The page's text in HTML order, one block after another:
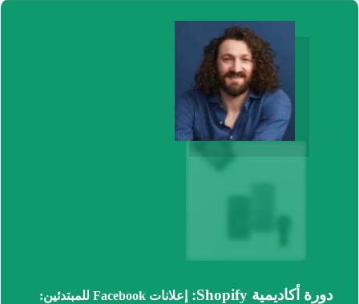
دورة أكاديمية Shopify:
إعلانات Facebook للمبتدئين: